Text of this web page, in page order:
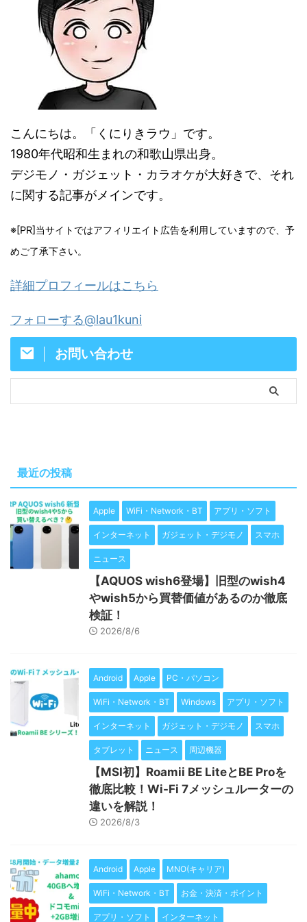
こんにちは。「くにりきラウ」です。
1980年代昭和生まれの和歌山県出身。
デジモノ・ガジェット・カラオケが大好きで、それ
に関する記事がメインです。
※[PR]当サイトではアフィリエイト広告を利用していますので、予
めご了承下さい。
詳細プロフィールはこちら
フォローする@lau1kuni
お問い合わせ
最近の投稿
Apple WiFi・Network・BT アプリ・ソフト
インターネット ガジェット・デジモノ スマホ
ニュース
【AQUOS wish6登場】旧型のwish4
やwish5から買替価値があるのか徹底
検証！
2026/8/6
Android Apple PC・パソコン
WiFi・Network・BT Windows アプリ・ソフト
インターネット ガジェット・デジモノ スマホ
タブレット ニュース 周辺機器
【MSI初】Roamii BE LiteとBE Proを
徹底比較！Wi-Fi 7メッシュルーターの
違いを解説！
2026/8/3
Android Apple MNO(キャリア)
WiFi・Network・BT お金・決済・ポイント
アプリ・ソフト インターネット